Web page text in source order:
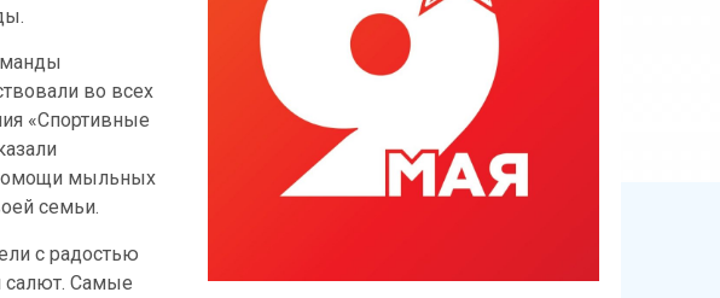
во всех
«Спортивные
помощи мыльных
семьи.
с радостью
салют. Самые